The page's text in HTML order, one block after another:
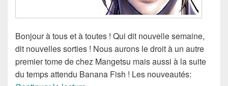
Bonjour à tous et à toutes ! Qui dit nouvelle semaine,
dit nouvelles sorties ! Nous aurons le droit à un autre
premier tome de chez Mangetsu mais aussi à la suite
du temps attendu Banana Fish ! Les nouveautés: